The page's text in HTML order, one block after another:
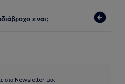
είναι;
στο Newsletter μας